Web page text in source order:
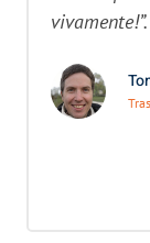
vivamente!”.